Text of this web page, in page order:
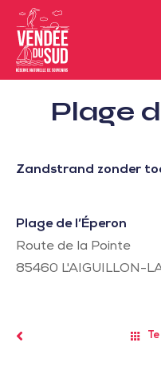
Sud
Vendée
kantoor
Plage
Zandstrand zonder
Plage de l’Éperon
Route de la Pointe
85460 L'AIGUILLON-